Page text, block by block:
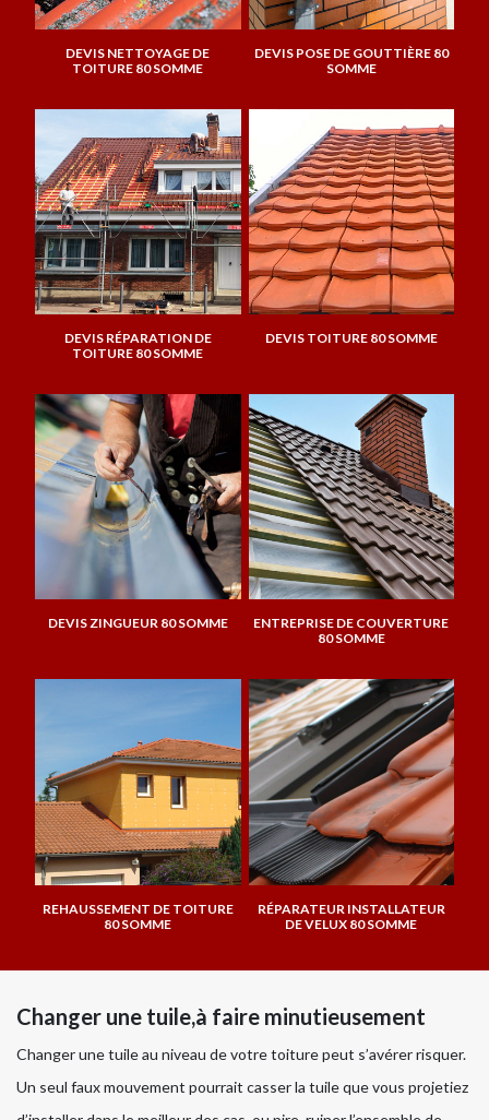
DEVIS NETTOYAGE DE
TOITURE 80 SOMME
DEVIS POSE DE GOUTTIÈRE 80
SOMME
DEVIS RÉPARATION DE
TOITURE 80 SOMME
DEVIS TOITURE 80 SOMME
DEVIS ZINGUEUR 80 SOMME
ENTREPRISE DE COUVERTURE
80 SOMME
REHAUSSEMENT DE TOITURE
80 SOMME
RÉPARATEUR INSTALLATEUR
DE VELUX 80 SOMME
Changer une tuile,à faire minutieusement
Changer une tuile au niveau de votre toiture peut s’avérer risquer.
Un seul faux mouvement pourrait casser la tuile que vous projetiez